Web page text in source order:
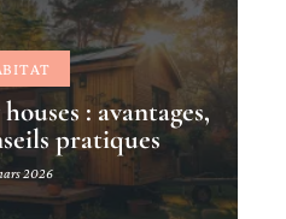
: avantages,
pratiques
2026